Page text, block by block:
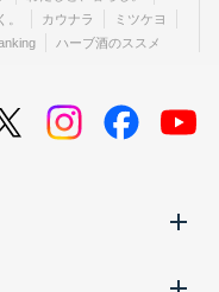
。 カウナラ
ミツケヨ
ハーブ酒のススメ